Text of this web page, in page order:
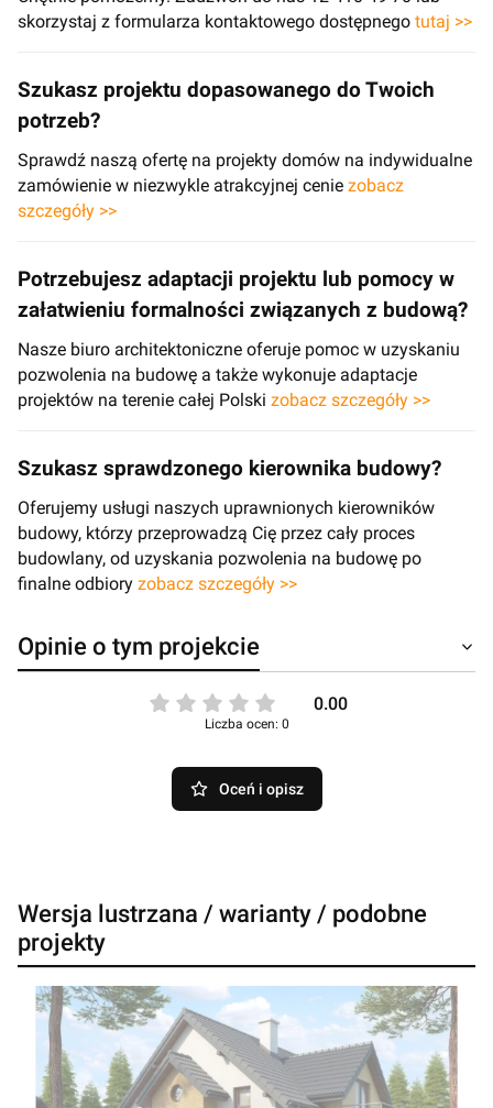
skorzystaj z formularza kontaktowego dostępnego tutaj >>
Szukasz projektu dopasowanego do Twoich
potrzeb?
Sprawdź naszą ofertę na projekty domów na indywidualne
zamówienie w niezwykle atrakcyjnej cenie zobacz
szczegóły >>
Potrzebujesz adaptacji projektu lub pomocy w
załatwieniu formalności związanych z budową?
Nasze biuro architektoniczne oferuje pomoc w uzyskaniu
pozwolenia na budowę a także wykonuje adaptacje
projektów na terenie całej Polski zobacz szczegóły >>
Szukasz sprawdzonego kierownika budowy?
Oferujemy usługi naszych uprawnionych kierowników
budowy, którzy przeprowadzą Cię przez cały proces
budowlany, od uzyskania pozwolenia na budowę po
finalne odbiory zobacz szczegóły >>
Opinie o tym projekcie
0.00
Liczba ocen: 0
Oceń i opisz
Wersja lustrzana / warianty / podobne
projekty